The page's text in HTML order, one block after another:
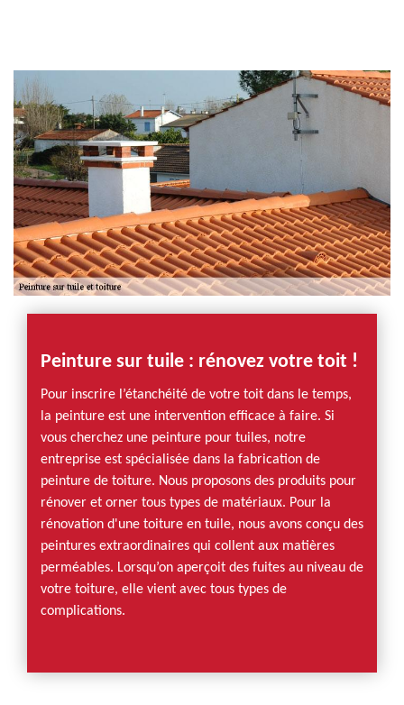
Peinture sur tuile : rénovez votre toit !
Pour inscrire l’étanchéité de votre toit dans le temps,
la peinture est une intervention efficace à faire. Si
vous cherchez une peinture pour tuiles, notre
entreprise est spécialisée dans la fabrication de
peinture de toiture. Nous proposons des produits pour
rénover et orner tous types de matériaux. Pour la
rénovation d'une toiture en tuile, nous avons conçu des
peintures extraordinaires qui collent aux matières
perméables. Lorsqu’on aperçoit des fuites au niveau de
votre toiture, elle vient avec tous types de
complications.